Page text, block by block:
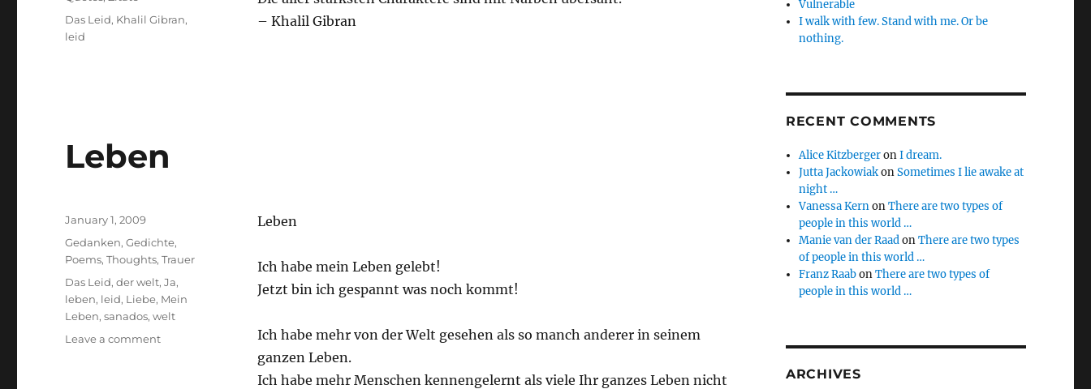
– Khalil Gibran
Tags
Das Leid, Khalil Gibran,
leid
Leben
Leben
Ich habe mein Leben gelebt!
Jetzt bin ich gespannt was noch kommt!
Ich habe mehr von der Welt gesehen als so manch anderer in seinem
ganzen Leben.
Ich habe mehr Menschen kennengelernt als viele Ihr ganzes Leben nicht
Posted
January 1, 2009
Categories
Gedanken,Gedichte,
Poems,Thoughts,Trauer
Tags
Das Leid,der welt,Ja,
leben, leid, Liebe, Mein
Leben,sanados,welt
Leave a commenton
Vulnerable
I walk with few. Stand with me. Or be
nothing.
RECENT COMMENTS
Alice KitzbergeronI dream.
Jutta JackowiakonSometimes I lie awake at
night …
Vanessa KernonThere are two types of
people in this world …
Manie van der RaadonThere are two types
of people in this world …
Franz RaabonThere are two types of
people in this world …
ARCHIVES